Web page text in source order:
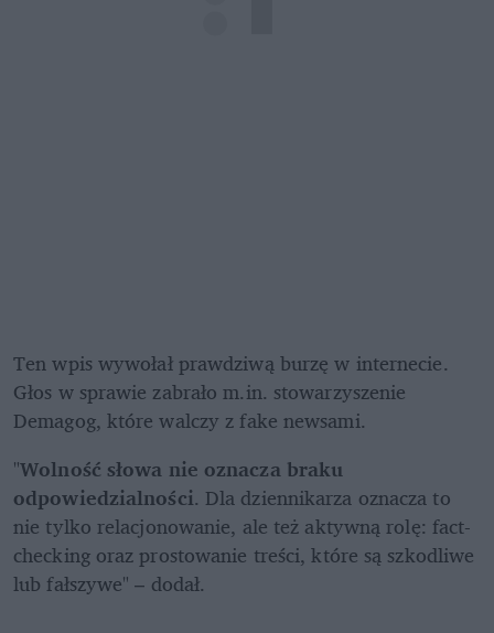
Ten wpis wywołał prawdziwą burzę w internecie.
Głos w sprawie zabrało m.in. stowarzyszenie
Demagog, które walczy z fake newsami.
"Wolność słowa nie oznacza braku
odpowiedzialności. Dla dziennikarza oznacza to
nie tylko relacjonowanie, ale też aktywną rolę: fact-
checking oraz prostowanie treści, które są szkodliwe
lub fałszywe" – dodał.